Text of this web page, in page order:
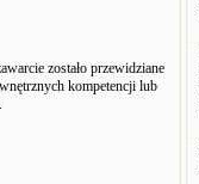
zostało przewidziane
kompetencji lub